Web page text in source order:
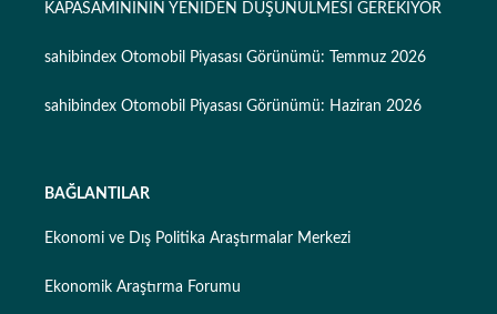
KAPASAMINININ YENİDEN DÜŞÜNÜLMESİ GEREKİYOR
sahibindex Otomobil Piyasası Görünümü: Temmuz 2026
sahibindex Otomobil Piyasası Görünümü: Haziran 2026
BAĞLANTILAR
Ekonomi ve Dış Politika Araştırmalar Merkezi
Ekonomik Araştırma Forumu